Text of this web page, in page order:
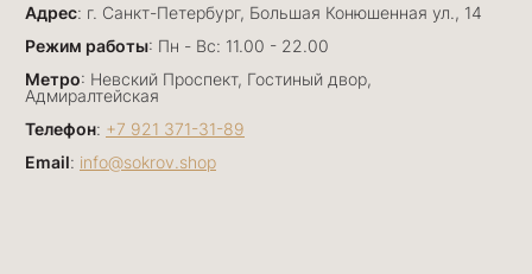
Адрес: г. Санкт-Петербург, Большая Конюшенная ул., 14
Режим работы: Пн - Вс: 11.00 - 22.00
Метро: Невский Проспект, Гостиный двор,
Адмиралтейская
Телефон: +7 921 371-31-89
Email: info@sokrov.shop